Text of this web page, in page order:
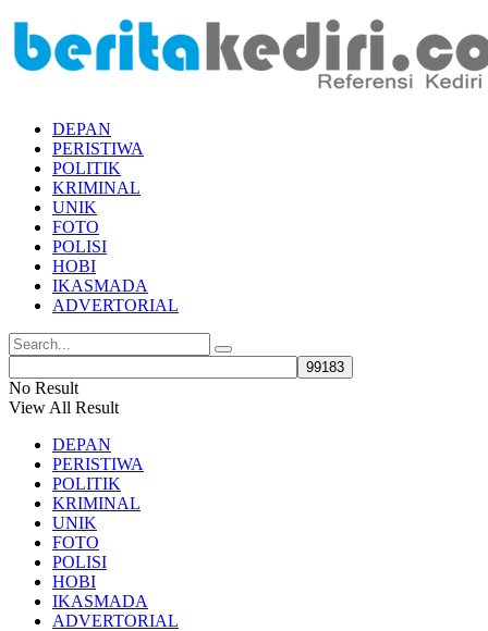
DEPAN
PERISTIWA
POLITIK
KRIMINAL
UNIK
FOTO
POLISI
HOBI
IKASMADA
ADVERTORIAL
No Result
View All Result
DEPAN
PERISTIWA
POLITIK
KRIMINAL
UNIK
FOTO
POLISI
HOBI
IKASMADA
ADVERTORIAL